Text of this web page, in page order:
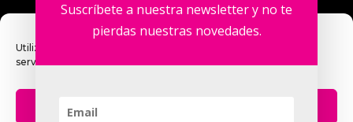
Utilizamos cookies para optimizar nuestro sitio web y nuestro
servicio.
Teléfono: +34 915 913 090
Suscríbete a nuestra newsletter y no te
pierdas nuestras novedades.